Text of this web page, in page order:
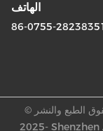
الهاتف
86-0755-
الطبع والنشر ©
-2025 Shenzhen Aimeijia Technology Co., Ltd. . كل الحقوق